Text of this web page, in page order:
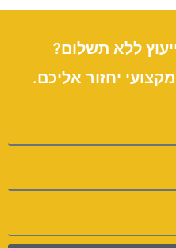
ללא תשלום?
יחזור אליכם.